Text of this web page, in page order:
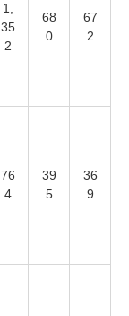
1,
35
2
68
0
67
2
76
4
39
5
36
9